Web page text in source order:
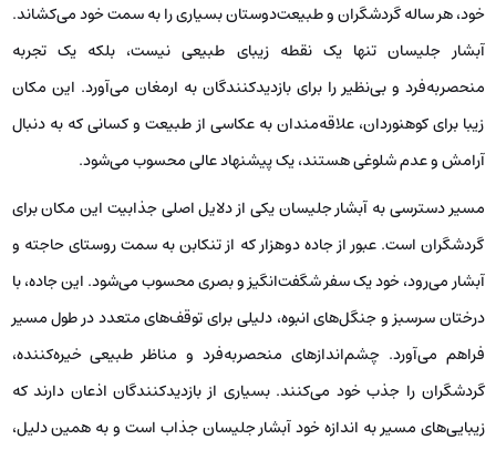
خود، هر ساله گردشگران و طبیعت‌دوستان بسیاری را به سمت خود می‌کشاند.
آبشار جلیسان تنها یک نقطه زیبای طبیعی نیست، بلکه یک تجربه
منحصربه‌فرد و بی‌نظیر را برای بازدیدکنندگان به ارمغان می‌آورد. این مکان
زیبا برای کوهنوردان، علاقه‌مندان به عکاسی از طبیعت و کسانی که به دنبال
آرامش و عدم شلوغی هستند، یک پیشنهاد عالی محسوب می‌شود.
مسیر دسترسی به آبشار جلیسان یکی از دلایل اصلی جذابیت این مکان برای
گردشگران است. عبور از جاده دوهزار که از تنکابن به سمت روستای حاجته و
آبشار می‌رود، خود یک سفر شگفت‌انگیز و بصری محسوب می‌شود. این جاده، با
درختان سرسبز و جنگل‌های انبوه، دلیلی برای توقف‌های متعدد در طول مسیر
فراهم می‌آورد. چشم‌اندازهای منحصربه‌فرد و مناظر طبیعی خیره‌کننده،
گردشگران را جذب خود می‌کنند. بسیاری از بازدیدکنندگان اذعان دارند که
زیبایی‌های مسیر به اندازه خود آبشار جلیسان جذاب است و به همین دلیل،